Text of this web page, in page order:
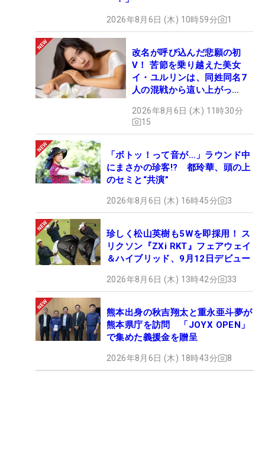
2026年8月6日 (木) 10時59分 1
改名が呼び込んだ悲願の初
V！ 苦節を乗り越えた美女
イ・ユルリンは、同姓同名7
人の混戦から這い上がっ
2026年8月6日 (木) 11時30分
15
「ボトッ！って音が…」ラウンド中
にまさかの珍客!? 都玲華、頭の上
のセミと“共演”
2026年8月6日 (木) 16時45分 3
珍しく松山英樹も5Wを即採用！ ス
リクソン『ZXi RKT』フェアウェイ
＆ハイブリッド、9月12日デビュー
2026年8月6日 (木) 13時42分 33
熊本出身の秋吉翔太と重永亜斗夢が
熊本県庁を訪問 「JOYX OPEN」
で集めた義援金を贈呈
2026年8月6日 (木) 18時43分 8